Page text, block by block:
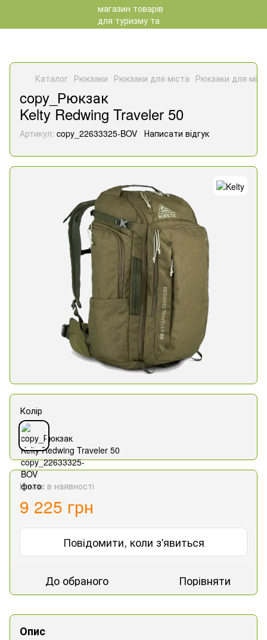
Каталог Рюкзаки Рюкзаки для міста Рюкзаки для
copy_Рюкзак
Kelty Redwing Traveler 50
Артикул: copy_22633325-BOV Написати відгук
Колір
Немає в наявності
9 225 грн
Повідомити, коли з'явиться
До обраного Порівняти
Опис